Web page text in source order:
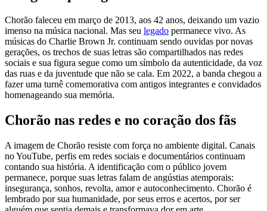
Chorão faleceu em março de 2013, aos 42 anos, deixando um vazio
imenso na música nacional. Mas seu legado permanece vivo. As
músicas do Charlie Brown Jr. continuam sendo ouvidas por novas
gerações, os trechos de suas letras são compartilhados nas redes
sociais e sua figura segue como um símbolo da autenticidade, da voz
das ruas e da juventude que não se cala. Em 2022, a banda chegou a
fazer uma turnê comemorativa com antigos integrantes e convidados
homenageando sua memória.
Chorão nas redes e no coração dos fãs
A imagem de Chorão resiste com força no ambiente digital. Canais
no YouTube, perfis em redes sociais e documentários continuam
contando sua história. A identificação com o público jovem
permanece, porque suas letras falam de angústias atemporais:
insegurança, sonhos, revolta, amor e autoconhecimento. Chorão é
lembrado por sua humanidade, por seus erros e acertos, por ser